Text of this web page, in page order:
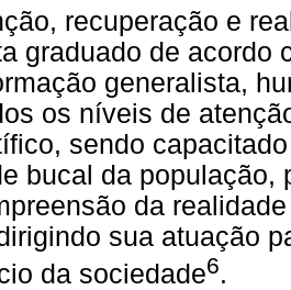
recuperação e
graduado de acordo
generalista,
os níveis de
sendo
bucal da
da
sua atuação
da sociedade6.